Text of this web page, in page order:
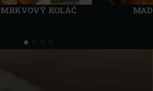
MRKVOVÝ KOLÁČ